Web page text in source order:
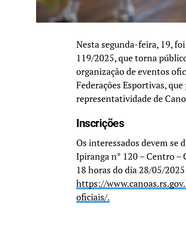
Nesta segunda-feira, 19,
119/2025, que torna
organização de eventos
Federações Esportivas,
representatividade de
Inscrições
Os interessados devem se
Ipiranga n° 120 – Centro –
18 horas do dia 28/05/
https://
oficiais/.